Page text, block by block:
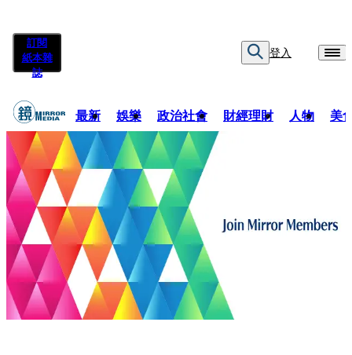
訂閱
紙本雜
誌
登入
最新 娛樂 政治社會 財經理財 人物 美